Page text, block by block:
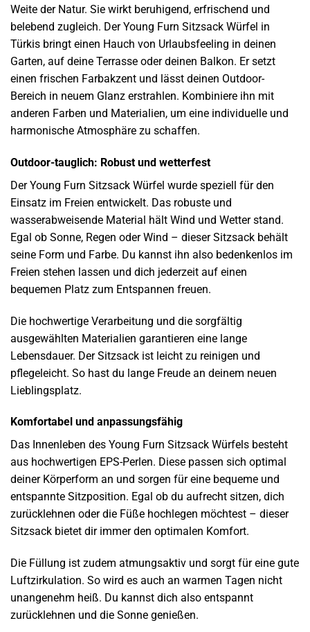
Weite der Natur. Sie wirkt beruhigend, erfrischend und
belebend zugleich. Der Young Furn Sitzsack Würfel in
Türkis bringt einen Hauch von Urlaubsfeeling in deinen
Garten, auf deine Terrasse oder deinen Balkon. Er setzt
einen frischen Farbakzent und lässt deinen Outdoor-
Bereich in neuem Glanz erstrahlen. Kombiniere ihn mit
anderen Farben und Materialien, um eine individuelle und
harmonische Atmosphäre zu schaffen.
Outdoor-tauglich: Robust und wetterfest
Der Young Furn Sitzsack Würfel wurde speziell für den
Einsatz im Freien entwickelt. Das robuste und
wasserabweisende Material hält Wind und Wetter stand.
Egal ob Sonne, Regen oder Wind – dieser Sitzsack behält
seine Form und Farbe. Du kannst ihn also bedenkenlos im
Freien stehen lassen und dich jederzeit auf einen
bequemen Platz zum Entspannen freuen.
Die hochwertige Verarbeitung und die sorgfältig
ausgewählten Materialien garantieren eine lange
Lebensdauer. Der Sitzsack ist leicht zu reinigen und
pflegeleicht. So hast du lange Freude an deinem neuen
Lieblingsplatz.
Komfortabel und anpassungsfähig
Das Innenleben des Young Furn Sitzsack Würfels besteht
aus hochwertigen EPS-Perlen. Diese passen sich optimal
deiner Körperform an und sorgen für eine bequeme und
entspannte Sitzposition. Egal ob du aufrecht sitzen, dich
zurücklehnen oder die Füße hochlegen möchtest – dieser
Sitzsack bietet dir immer den optimalen Komfort.
Die Füllung ist zudem atmungsaktiv und sorgt für eine gute
Luftzirkulation. So wird es auch an warmen Tagen nicht
unangenehm heiß. Du kannst dich also entspannt
zurücklehnen und die Sonne genießen.